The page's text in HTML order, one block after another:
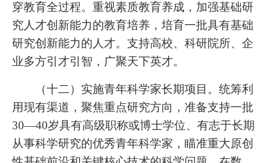
穿教育全过程。重视素质教育养成，加强基础研
究人才创新能力的教育培养，培育一批具有基础
研究创新能力的人才。支持高校、科研院所、企
业多方引才引智，广聚天下英才。
（十二）实施青年科学家长期项目。统筹利
用现有渠道，聚焦重点研究方向，准备支持一批
30—40岁具有高级职称或博士学位、有志于长期
从事科学研究的优秀青年科学家，瞄准重大原创